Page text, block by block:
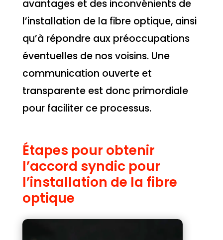
avantages et des inconvénients de
l’installation de la fibre optique, ainsi
qu’à répondre aux préoccupations
éventuelles de nos voisins. Une
communication ouverte et
transparente est donc primordiale
pour faciliter ce processus.
Étapes pour obtenir
l’accord syndic pour
l’installation de la fibre
optique